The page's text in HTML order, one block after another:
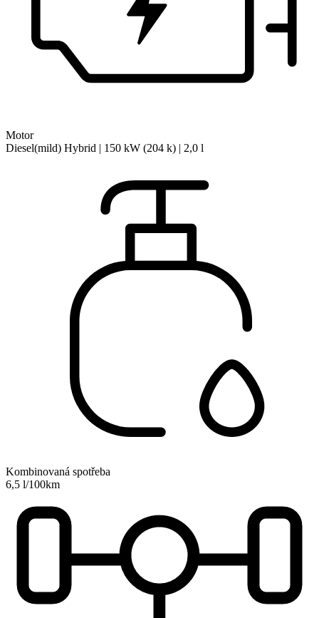
Motor
Diesel(mild) Hybrid | 150 kW (204 k) | 2,0 l
Kombinovaná spotřeba
6,5 l/100km